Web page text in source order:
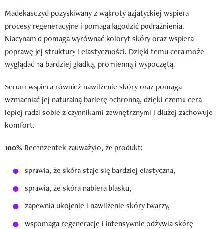
Madekasozyd pozyskiwany z wąkroty azjatyckiej wspiera
procesy regeneracyjne i pomaga łagodzić podrażnienia.
Niacynamid pomaga wyrównać koloryt skóry oraz wspiera
poprawę jej struktury i elastyczności. Dzięki temu cera może
wyglądać na bardziej gładką, promienną i wypoczętą.
Serum wspiera również nawilżenie skóry oraz pomaga
wzmacniać jej naturalną barierę ochronną, dzięki czemu cera
lepiej radzi sobie z czynnikami zewnętrznymi i dłużej zachowuje
komfort.
100% Recenzentek zauważyło, że produkt:
sprawia, że skóra staje się bardziej elastyczna,
sprawia, że skóra nabiera blasku,
zapewnia ukojenie i nawilżenie skóry twarzy,
wspomaga regenerację i intensywnie odżywia skórę